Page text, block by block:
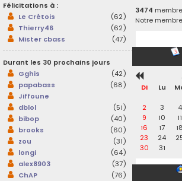
Félicitations à :
Le Crétois
(62)
Thierry46
(62)
Mister cbass
(47)
Durant les 30 prochains jours
Gghis
(42)
papabass
(68)
Jiffoune
dblol
(51)
bibop
(40)
brooks
(60)
zou
(31)
longi
(64)
alex8903
(37)
ChAP
(76)
3474
Notre
Di
Lu
2
3 4
9
10 11
16
17 18
23
24
30
31